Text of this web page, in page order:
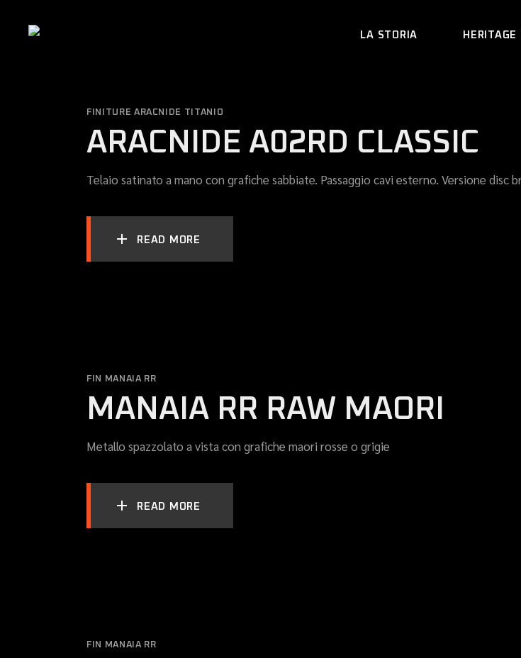
content LA STORIA HERITAGE
REA
FINITURE ARACNIDE TITANIO
ARACNIDE A02RD CLASSIC
Telaio satinato a mano con grafiche sabbiate. Passaggio cavi esterno. Versione disc
READ MORE
FIN MANAIA RR
MANAIA RR RAW MAORI
Metallo spazzolato a vista con grafiche maori rosse o grigie
READ MORE
FIN MANAIA RR